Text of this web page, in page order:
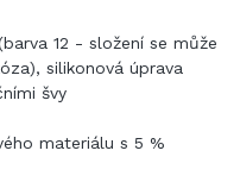
12 - složení se může
silikonová úprava
švy
materiálu s 5 %